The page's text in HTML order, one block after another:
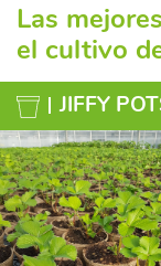
Las
el cultivo
JIFFY